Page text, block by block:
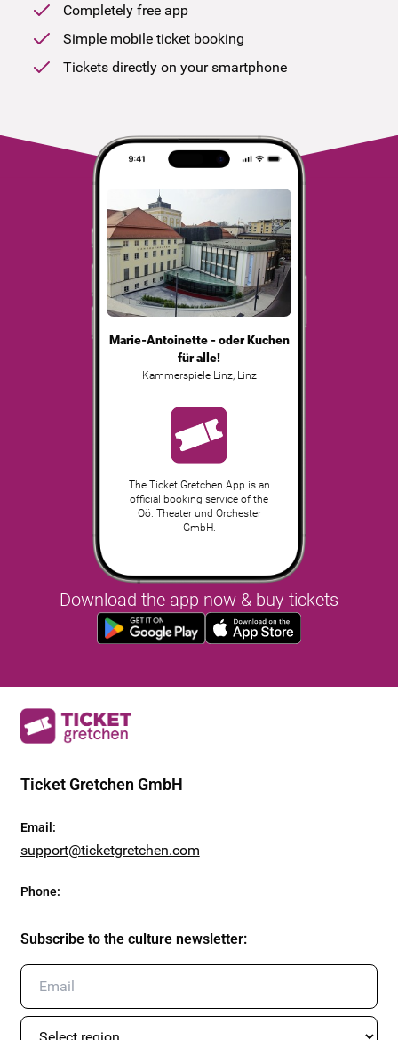
Completely free app
Simple mobile ticket booking
Tickets directly on your smartphone
Marie-Antoinette - oder Kuchen
für alle!
Kammerspiele Linz, Linz
The Ticket Gretchen App is an
official booking service of the
Oö. Theater und Orchester
GmbH.
Download the app now & buy tickets
Ticket Gretchen GmbH
Email :
support@ticketgretchen.com
Phone:
Subscribe to the culture newsletter: